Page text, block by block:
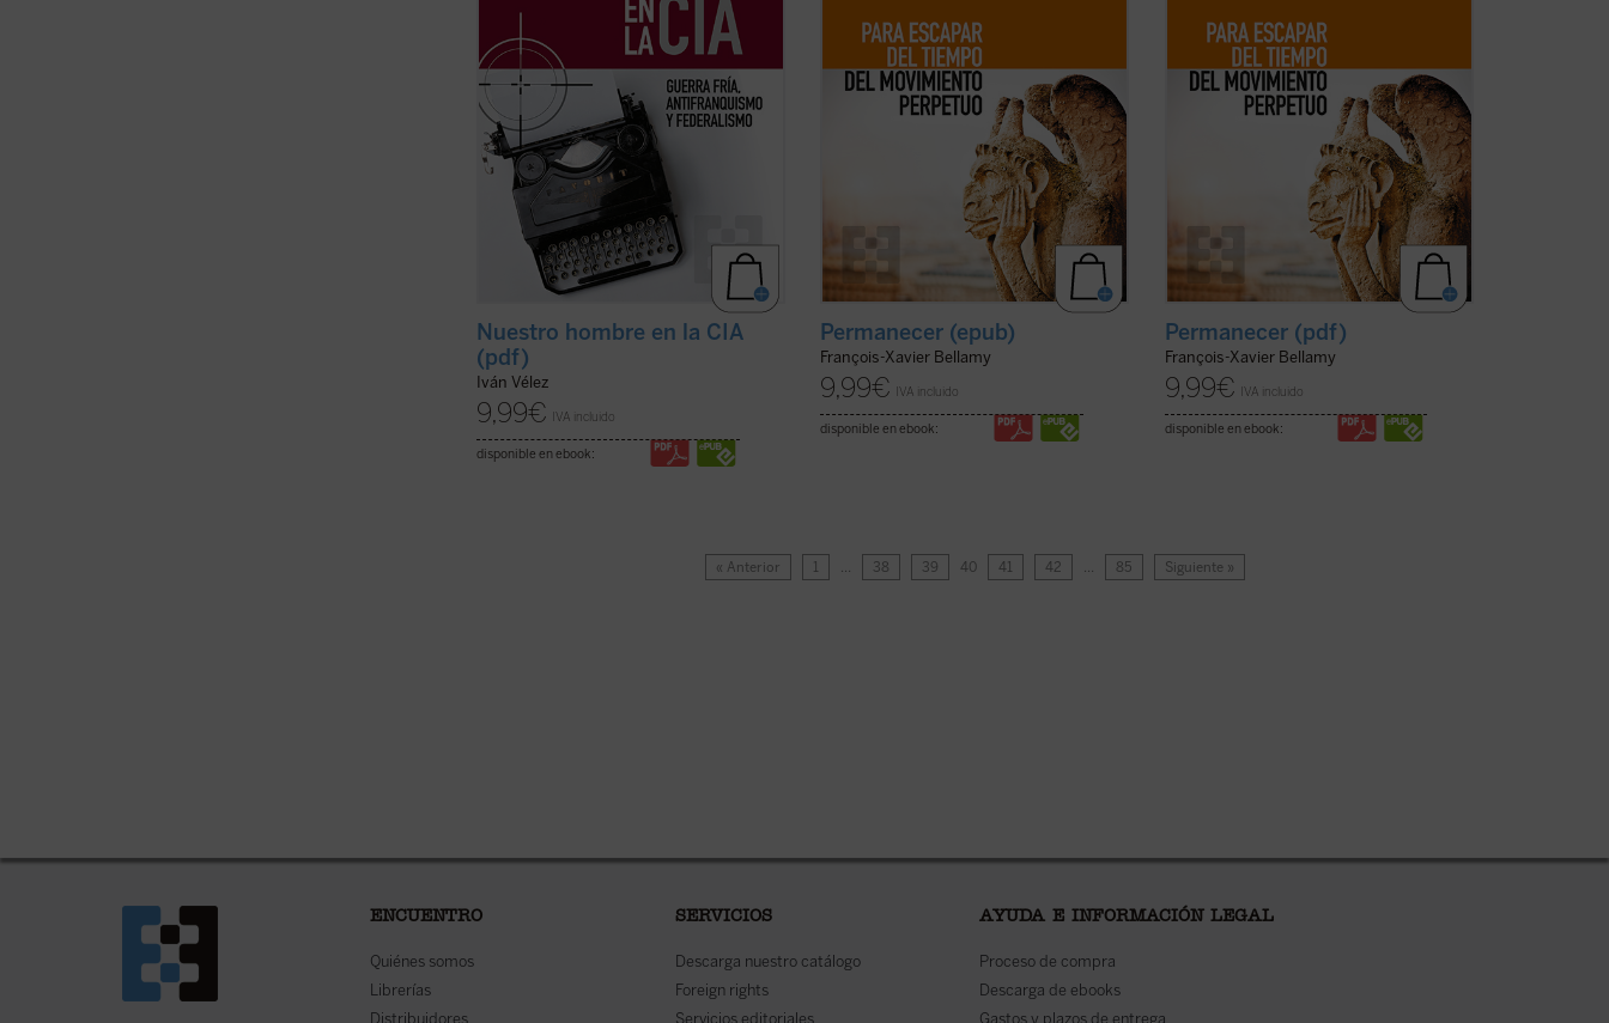
Nuestro hombre en la CIA
(pdf)
Iván Vélez
9,99€ IVA incluido
disponible en ebook:
Permanecer (epub)
François-Xavier Bellamy
9,99€ IVA incluido
disponible en ebook:
Permanecer (pdf)
François-Xavier Bellamy
9,99€ IVA incluido
disponible en ebook:
« Anterior 1 … 38 39 40 41 42 … 85 Siguiente »
ENCUENTRO
Quiénes somos
Librerías
Distribuidores
SERVICIOS
Descarga nuestro catálogo
Foreign rights
Servicios editoriales
AYUDA E INFORMACIÓN LEGAL
Proceso de compra
Descarga de ebooks
Gastos y plazos de entrega